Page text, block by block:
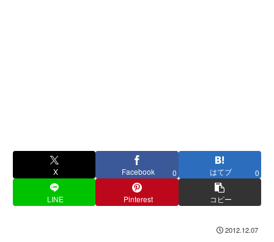
X Facebook 0 はてブ 0
LINE Pinterest コピー
2012.12.07